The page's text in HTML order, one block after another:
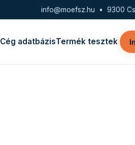
info@moefsz.hu • 9300
Cég adatbázisTermék tesztek